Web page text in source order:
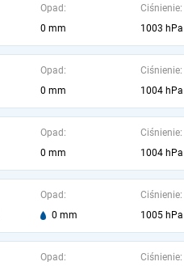
Opad:
0 mm
Ciśnienie:
1003 hPa
Opad:
0 mm
Ciśnienie:
1004 hPa
Opad:
0 mm
Ciśnienie:
1004 hPa
Opad:
0 mm
Ciśnienie:
1005 hPa
Opad: Ciśnienie: